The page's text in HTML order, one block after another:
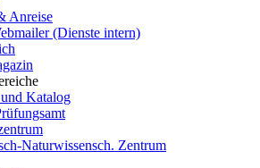
Anreise
(Dienste intern)
Katalog
Naturwissensch. Zentrum